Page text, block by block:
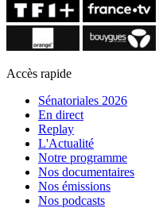
Accès rapide
Sénatoriales 2026
En direct
Replay
L'Actualité
Notre programme
Nos documentaires
Nos émissions
Nos podcasts